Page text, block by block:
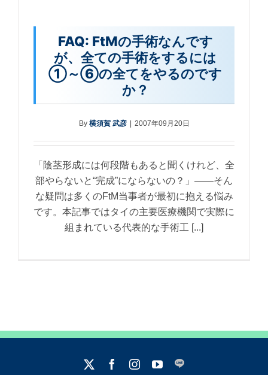
FAQ: FtMの手術なんです
が、全ての手術をするには
①～⑥の全てをやるのです
か？
By 横須賀 武彦 | 2007年09月20日
「陰茎形成には何段階もあると聞くけれど、全
部やらないと“完成”にならないの？」――そん
な疑問は多くのFtM当事者が最初に抱える悩み
です。本記事ではタイの主要医療機関で実際に
組まれている代表的な手術工 [...]